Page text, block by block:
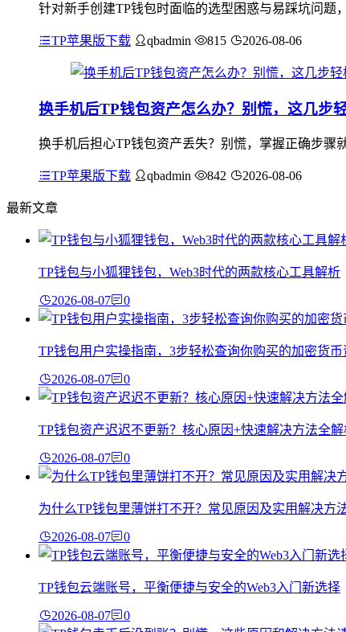
针对新手创建TP钱包时面临的选型困惑与易踩坑问题
TP苹果版下载 qbadmin 815 2026-08-06
换手机后TP钱包资产怎么办？别慌，这几步
换手机后担心TP钱包资产丢失？别慌，掌握正确步骤
TP苹果版下载 qbadmin 842 2026-08-06
最新文章
TP钱包与小狐狸钱包，Web3时代的两款核心工具解析
2026-08-07 0
TP钱包用户实操指南，3步轻松查询你购买的加密货币
2026-08-07 0
TP钱包资产迟迟不更新？核心原因+快速解决方法全解
2026-08-07 0
为什么TP钱包里薄饼打不开？常见原因及实用解决方
2026-08-07 0
TP钱包云端账号，平衡便捷与安全的Web3入门新选择
2026-08-07 0